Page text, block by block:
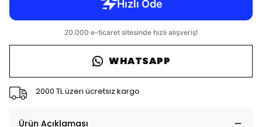
WHATSAPP
2000 TL üzeri ücretsiz kargo
Ürün Açıklaması